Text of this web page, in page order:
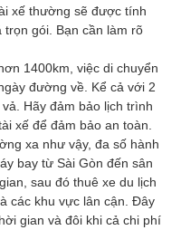
xế thường sẽ được tính
gói. Bạn cần làm rõ
1400km, việc di chuyển
đường về. Kể cả với 2
Hãy đảm bảo lịch trình
xế để đảm bảo an toàn.
xa như vậy, đa số hành
bay từ Sài Gòn đến sân
sau đó thuê xe du lịch
các khu vực lân cận. Đây
gian và đôi khi cả chi phí